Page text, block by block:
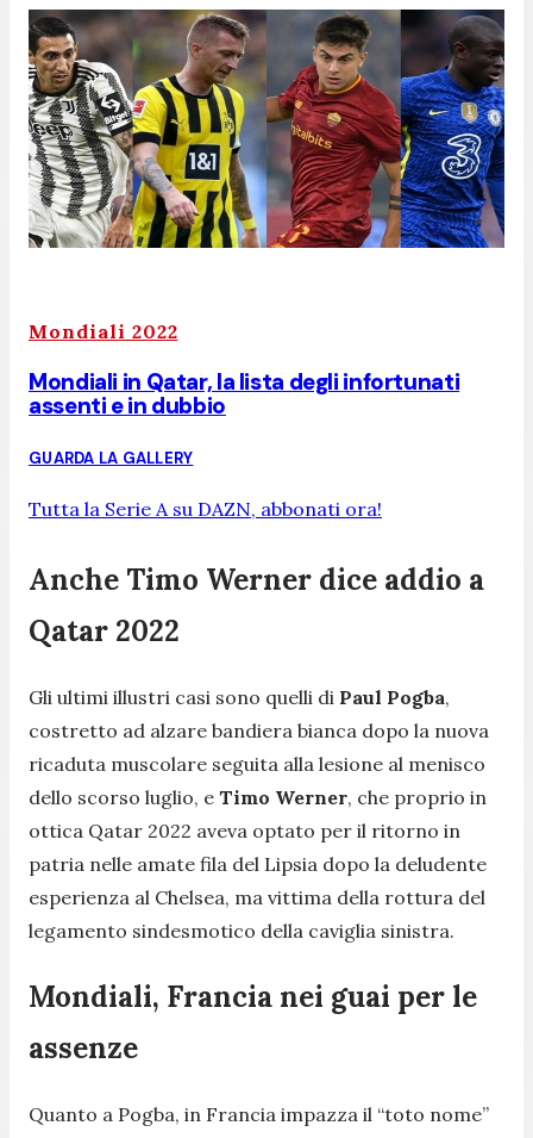
Mondiali 2022
Mondiali in Qatar, la lista degli infortunati
assenti e in dubbio
GUARDA LA GALLERY
Tutta la Serie A su DAZN, abbonati ora!
Anche Timo Werner dice addio a
Qatar 2022
Gli ultimi illustri casi sono quelli di Paul Pogba,
costretto ad alzare bandiera bianca dopo la nuova
ricaduta muscolare seguita alla lesione al menisco
dello scorso luglio, e Timo Werner, che proprio in
ottica Qatar 2022 aveva optato per il ritorno in
patria nelle amate fila del Lipsia dopo la deludente
esperienza al Chelsea, ma vittima della rottura del
legamento sindesmotico della caviglia sinistra.
Mondiali, Francia nei guai per le
assenze
Quanto a Pogba, in Francia impazza il “toto nome”